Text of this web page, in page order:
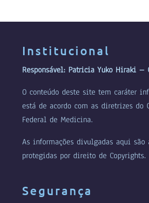
Institucional
Responsável: Patricia Yuko Hiraki –
O conteúdo deste site tem caráter
está de acordo com as diretrizes do
Federal de Medicina.
As informações divulgadas aqui são
protegidas por direito de Copyrights.
Segurança